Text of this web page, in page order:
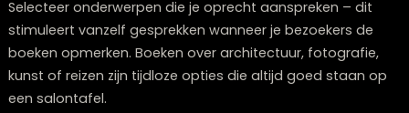
Salontafelboeken zijn niet louter bedoeld om in te
bladeren; ze zijn een essentieel onderdeel van je
interieurdecoratie. Het strategisch opstapelen van
aantal uitgekozen boeken op een dienblad schept